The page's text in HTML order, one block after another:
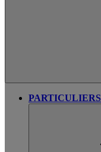
PARTICULIERS